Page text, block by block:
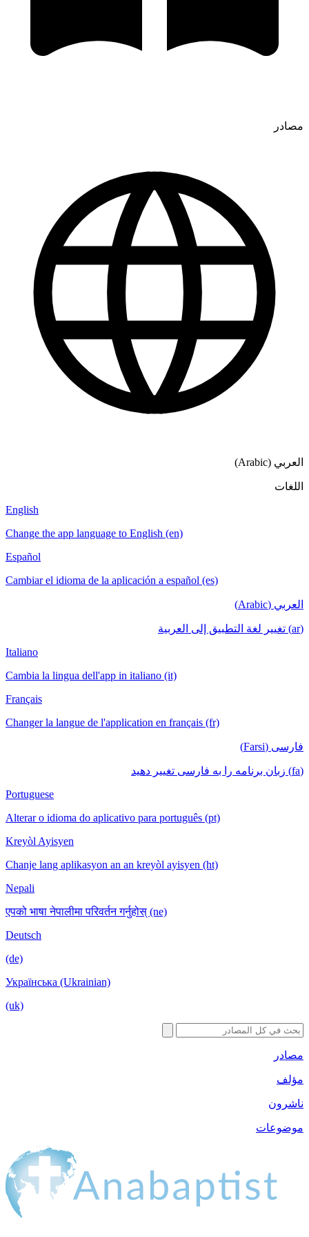
مصادر
العربي (Arabic)
اللغات
English
Change the app language to English (en)
Español
Cambiar el idioma de la aplicación a español (es)
العربي (Arabic)
(ar) تغيير لغة التطبيق إلى العربية
Italiano
Cambia la lingua dell'app in italiano (it)
Français
Changer la langue de l'application en français (fr)
فارسی (Farsi)
(fa) زبان برنامه را به فارسی تغییر دهید
Portuguese
Alterar o idioma do aplicativo para português (pt)
Kreyòl Ayisyen
Chanje lang aplikasyon an an kreyòl ayisyen (ht)
Nepali
एपको भाषा नेपालीमा परिवर्तन गर्नुहोस् (ne)
Deutsch
(de)
Українська (Ukrainian)
(uk)
مصادر
مؤلف
ناشرون
موضوعات